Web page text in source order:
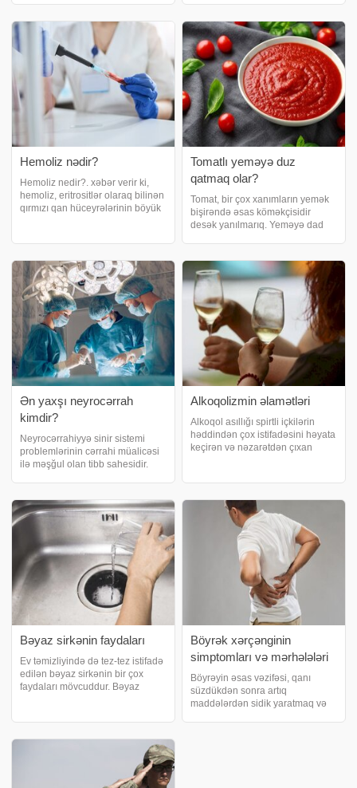
mikrobları ətrafa dağıtmamaq
istəyiriksə asqırma əsnasında
salfet və ya dəsmall
kimdir?. Sinir sistemi xəstəliklərini
öyrənən elmə nevrologiya deyilir.
Bə
Hemoliz nədir?
Hemoliz nedir?. xəbər verir ki,
hemoliz, eritrositlər olaraq bilinən
qırmızı qan hüceyrələrinin böyük
proteinin sərbəst qalmasıdır. Çox
az qırmızı qan hüceyrəs
Tomatlı yeməyə duz
qatmaq olar?
Tomat, bir çox xanımların yemək
bişirəndə əsas köməkçisidir
desək yanılmarıq. Yeməyə dad
rəng, həm də dad verən tomat
pastası növləri bir çox reseptə
daxildir. Sousla
Ən yaxşı neyrocərrah
kimdir?
Neyrocərrahiyyə sinir sistemi
problemlərinin cərrahi müalicəsi
ilə məşğul olan tibb sahesidir.
toxumalarına və s. dəstək verən
qoruyucu örtükdür. Bununla
Alkoqolizmin əlamətləri
Alkoqol asıllığı spirtli içkilərin
həddindən çox istifadəsini həyata
keçirən və nəzarətdən çıxan
bilər. xəbər verir ki, müalicə
edilməzsə daha kəskin hal ala
Bəyaz sirkənin faydaları
Ev təmizliyində də tez-tez istifadə
edilən bəyaz sirkənin bir çox
faydaları mövcuddur. Bəyaz
Təmizləyici – Ümumi təmizlikdə
istifadə edə biləcəyiniz bəyaz
Böyrək xərçənginin
simptomları və mərhələləri
Böyrəyin əsas vəzifəsi, qanı
süzdükdən sonra artıq
maddələrdən sidik yaratmaq və